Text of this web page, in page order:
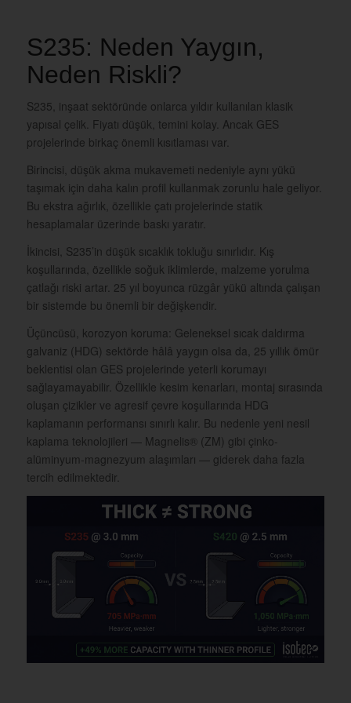
S235: Neden Yaygın,
Neden Riskli?
S235, inşaat sektöründe onlarca yıldır kullanılan klasik
yapısal çelik. Fiyatı düşük, temini kolay. Ancak GES
projelerinde birkaç önemli kısıtlaması var.
Birincisi, düşük akma mukavemeti nedeniyle aynı yükü
taşımak için daha kalın profil kullanmak zorunlu hale geliyor.
Bu ekstra ağırlık, özellikle çatı projelerinde statik
hesaplamalar üzerinde baskı yaratır.
İkincisi, S235’in düşük sıcaklık tokluğu sınırlıdır. Kış
koşullarında, özellikle soğuk iklimlerde, malzeme yorulma
çatlağı riski artar. 25 yıl boyunca rüzgâr yükü altında çalışan
bir sistemde bu önemli bir değişkendir.
Üçüncüsü, korozyon koruma: Geleneksel sıcak daldırma
galvaniz (HDG) sektörde hâlâ yaygın olsa da, 25 yıllık ömür
beklentisi olan GES projelerinde yeterli korumayı
sağlayamayabilir. Özellikle kesim kenarları, montaj sırasında
oluşan çizikler ve agresif çevre koşullarında HDG
kaplamanın performansı sınırlı kalır. Bu nedenle yeni nesil
kaplama teknolojileri — Magnelis® (ZM) gibi çinko-
alüminyum-magnezyum alaşımları — giderek daha fazla
tercih edilmektedir.